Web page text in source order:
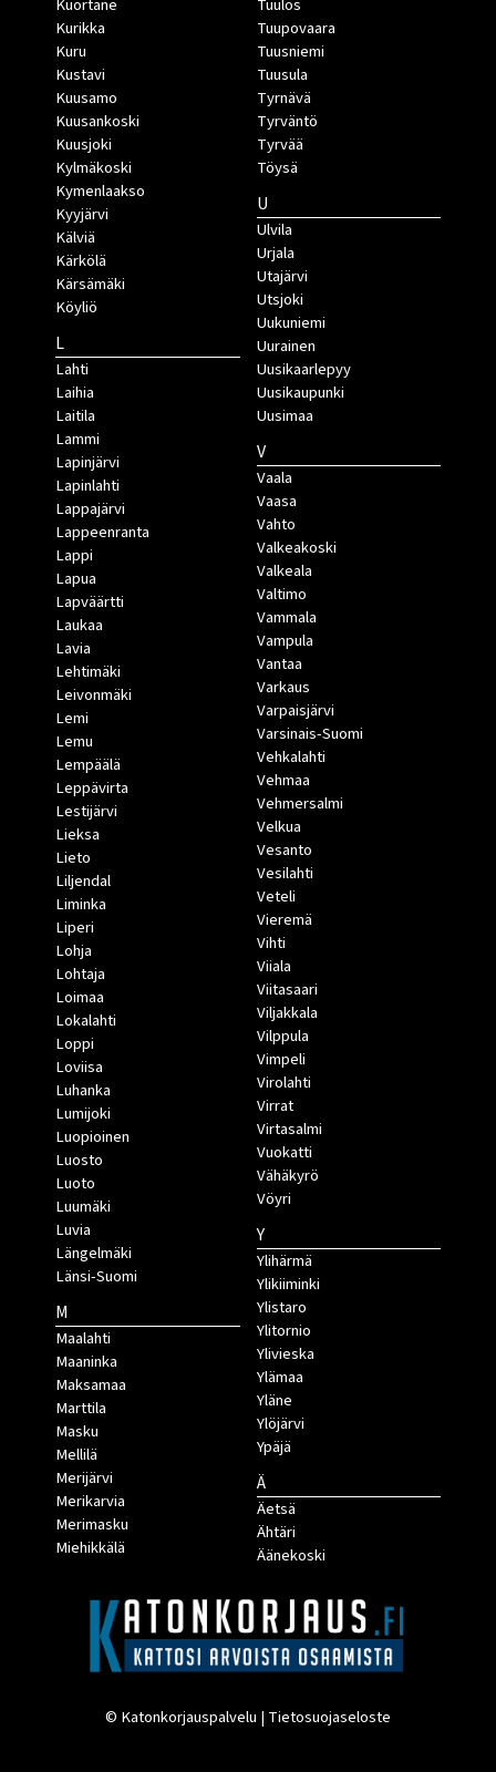
Kuortane
Kurikka
Kuru
Kustavi
Kuusamo
Kuusankoski
Kuusjoki
Kylmäkoski
Kymenlaakso
Kyyjärvi
Kälviä
Kärkölä
Kärsämäki
Köyliö
L
Lahti
Laihia
Laitila
Lammi
Lapinjärvi
Lapinlahti
Lappajärvi
Lappeenranta
Lappi
Lapua
Lapväärtti
Laukaa
Lavia
Lehtimäki
Leivonmäki
Lemi
Lemu
Lempäälä
Leppävirta
Lestijärvi
Lieksa
Lieto
Liljendal
Liminka
Liperi
Lohja
Lohtaja
Loimaa
Lokalahti
Loppi
Loviisa
Luhanka
Lumijoki
Luopioinen
Luosto
Luoto
Luumäki
Luvia
Längelmäki
Länsi-Suomi
M
Maalahti
Maaninka
Maksamaa
Marttila
Masku
Mellilä
Merijärvi
Merikarvia
Merimasku
Miehikkälä
Tuulos
Tuupovaara
Tuusniemi
Tuusula
Tyrnävä
Tyrväntö
Tyrvää
Töysä
U
Ulvila
Urjala
Utajärvi
Utsjoki
Uukuniemi
Uurainen
Uusikaarlepyy
Uusikaupunki
Uusimaa
V
Vaala
Vaasa
Vahto
Valkeakoski
Valkeala
Valtimo
Vammala
Vampula
Vantaa
Varkaus
Varpaisjärvi
Varsinais-Suomi
Vehkalahti
Vehmaa
Vehmersalmi
Velkua
Vesanto
Vesilahti
Veteli
Vieremä
Vihti
Viiala
Viitasaari
Viljakkala
Vilppula
Vimpeli
Virolahti
Virrat
Virtasalmi
Vuokatti
Vähäkyrö
Vöyri
Y
Ylihärmä
Ylikiiminki
Ylistaro
Ylitornio
Ylivieska
Ylämaa
Yläne
Ylöjärvi
Ypäjä
Ä
Äetsä
Ähtäri
Äänekoski
© Katonkorjauspalvelu | Tietosuojaseloste